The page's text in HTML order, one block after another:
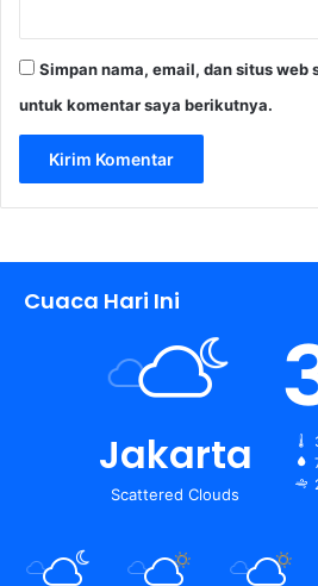
Simpan nama, email, dan situs web
untuk komentar saya berikutnya.
Cuaca Hari Ini
Jakarta
Scattered Clouds